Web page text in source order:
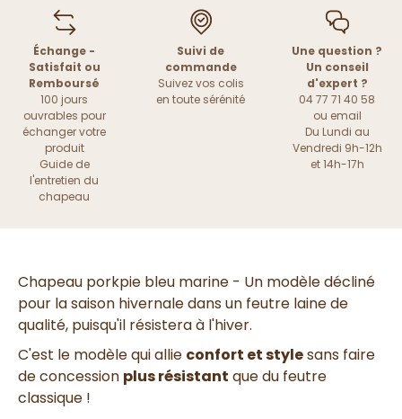
Échange -
Satisfait ou
Remboursé
100 jours
ouvrables pour
échanger votre
produit
Guide de
l'entretien du
chapeau
Suivi de
commande
Suivez vos colis
en toute sérénité
Une question ?
Un conseil
d'expert ?
04 77 71 40 58
ou email
Du Lundi au
Vendredi 9h-12h
et 14h-17h
Chapeau porkpie bleu marine - Un modèle décliné
pour la saison hivernale dans un feutre laine de
qualité, puisqu'il résistera à l'hiver.
C'est le modèle qui allie confort et stylesans faire
de concession plus résistant que du feutre
classique !